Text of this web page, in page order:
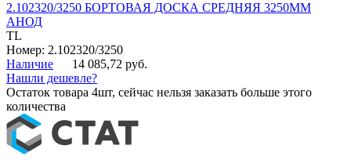
2.102320/3250 БОРТОВАЯ ДОСКА СРЕДНЯЯ 3250ММ
АНОД
TL
Номер: 2.102320/3250
Наличие
14 085,72 руб.
Нашли дешевле?
Остаток товара 4шт, сейчас нельзя заказать больше этого
количества